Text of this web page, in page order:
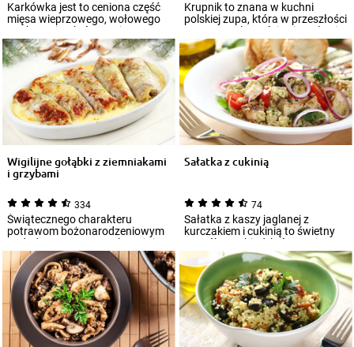
Karkówka jest to ceniona część
mięsa wieprzowego, wołowego
czy baraniny, którą możemy
zarówno ugo...
Krupnik to znana w kuchni
polskiej zupa, która w przeszłości
sporą popularnością cieszyła się
tak...
Wigilijne gołąbki z ziemniakami
i grzybami
334
Świątecznego charakteru
potrawom bożonarodzeniowym
nadadzą suszone grzyby. Użyj
ich nie tylko do...
Sałatka z cukinią
74
Sałatka z kaszy jaglanej z
kurczakiem i cukinią to świetny
sposób na obiad, który można
zabrać ze...